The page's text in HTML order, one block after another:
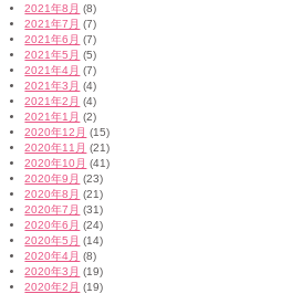
2021年8月 (8)
2021年7月 (7)
2021年6月 (7)
2021年5月 (5)
2021年4月 (7)
2021年3月 (4)
2021年2月 (4)
2021年1月 (2)
2020年12月 (15)
2020年11月 (21)
2020年10月 (41)
2020年9月 (23)
2020年8月 (21)
2020年7月 (31)
2020年6月 (24)
2020年5月 (14)
2020年4月 (8)
2020年3月 (19)
2020年2月 (19)